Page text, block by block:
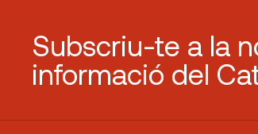
Subscriu-te a la
informació del